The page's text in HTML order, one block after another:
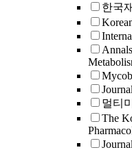
한국
멀티
The